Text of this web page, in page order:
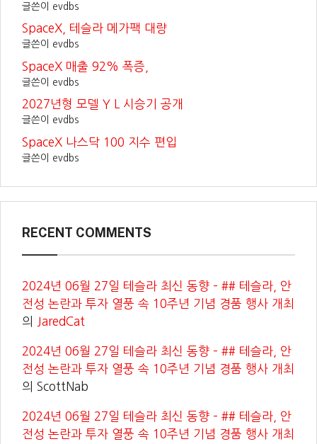
글쓴이 evdbs
SpaceX, 테슬라 메가팩 대량
글쓴이 evdbs
SpaceX 매출 92% 폭증,
글쓴이 evdbs
2027년형 모델 Y L 시승기 공개
글쓴이 evdbs
SpaceX 나스닥 100 지수 편입
글쓴이 evdbs
RECENT COMMENTS
2024년 06월 27일 테슬라 최신 동향 – ## 테슬라, 안
전성 논란과 투자 열풍 속 10주년 기념 경품 행사 개최
의
JaredCat
2024년 06월 27일 테슬라 최신 동향 – ## 테슬라, 안
전성 논란과 투자 열풍 속 10주년 기념 경품 행사 개최
의 ScottNab
2024년 06월 27일 테슬라 최신 동향 – ## 테슬라, 안
전성 논란과 투자 열풍 속 10주년 기념 경품 행사 개최